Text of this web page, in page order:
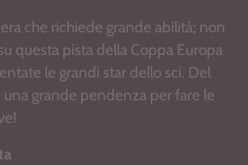
che richiede grande abilità; non
questa pista della Coppa Europa
le grandi star dello sci. Del
una grande pendenza per fare le